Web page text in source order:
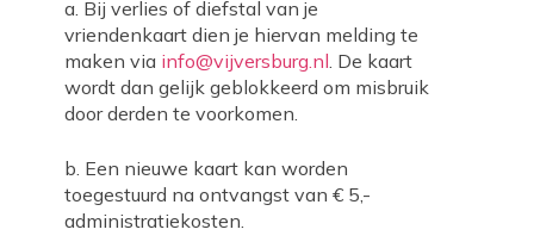
a. Bij verlies of diefstal van je
vriendenkaart dien je hiervan melding te
maken via info@vijversburg.nl. De kaart
wordt dan gelijk geblokkeerd om misbruik
door derden te voorkomen.
b. Een nieuwe kaart kan worden
toegestuurd na ontvangst van € 5,-
administratiekosten.